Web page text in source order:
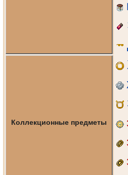
Коллекционные предметы